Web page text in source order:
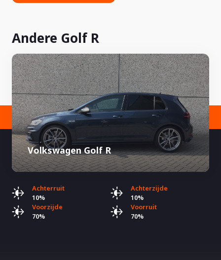
Andere Golf R
Volkswagen Golf R
Achterruit
10%
Achterzijde
10%
Voorzijde
70%
Voorruit
70%